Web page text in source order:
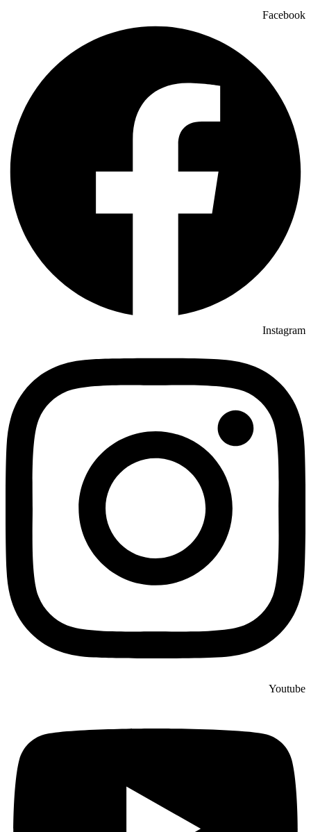
Facebook
Instagram
Youtube